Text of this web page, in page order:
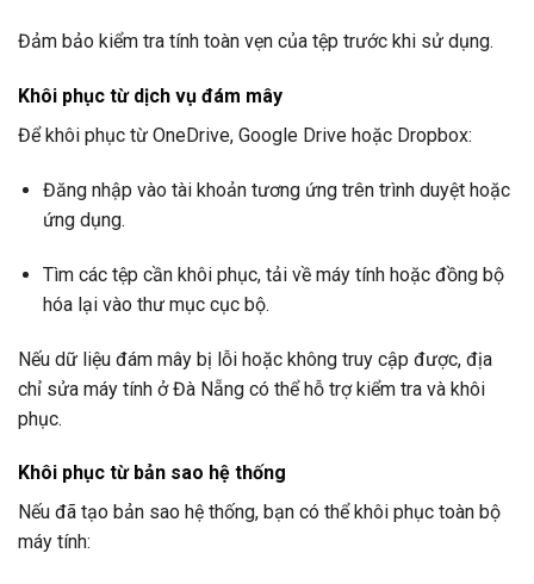
Đảm bảo kiểm tra tính toàn vẹn của tệp trước khi sử dụng.
Khôi phục từ dịch vụ đám mây
Để khôi phục từ OneDrive, Google Drive hoặc Dropbox:
Đăng nhập vào tài khoản tương ứng trên trình duyệt hoặc
ứng dụng.
Tìm các tệp cần khôi phục, tải về máy tính hoặc đồng bộ
hóa lại vào thư mục cục bộ.
Nếu dữ liệu đám mây bị lỗi hoặc không truy cập được, địa
chỉ sửa máy tính ở Đà Nẵng có thể hỗ trợ kiểm tra và khôi
phục.
Khôi phục từ bản sao hệ thống
Nếu đã tạo bản sao hệ thống, bạn có thể khôi phục toàn bộ
máy tính: